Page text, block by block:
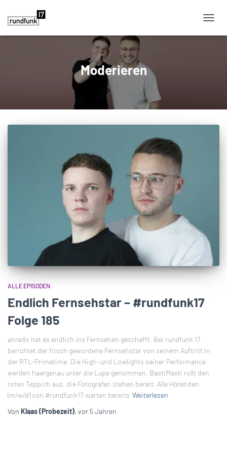
Moderieren
ALLE EPISODEN
Endlich Fernsehstar – #rundfunk17
Folge 185
anredo hat es endlich ins Fernsehen geschafft. Bei rundfunk 17
berichtet der frisch gewordene Fernsehstar von seinem Auftritt in
der RTL-Primetime. Die High- und Lowlights seiner Performance
werden haargenau unter die Lupe genommen. BastiMasti rollt den
roten Teppich aus, die Fotografen stehen bereit. Alle Hörenden
(m/w/d) von #rundfunk17 warten bereits Weiterlesen
Von Klaas (Probezeit), vor 5 Jahren